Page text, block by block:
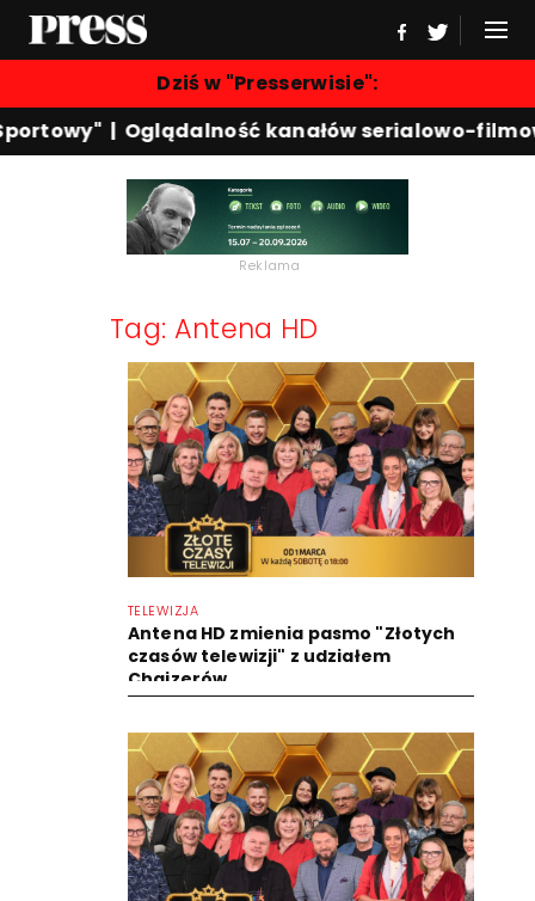
Dziś w "Presserwisie":
| Oglądalność kanałów serialowo-
Reklama
Tag: Antena HD
TELEWIZJA
Antena HD zmienia pasmo "Złotych
czasów telewizji" z udziałem
Chajzerów